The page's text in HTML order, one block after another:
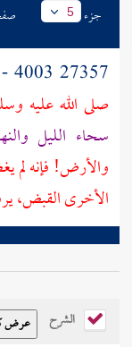
جزء 5
27357 4003 - (8140) - (2 \ 313)
صلى الله عليه
سحاء الليل
والأرض! فإنه لم
الأخرى القبض،
الشرح